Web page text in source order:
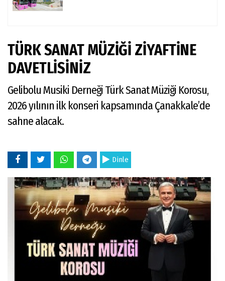
TÜRK SANAT MÜZİĞİ ZİYAFTİNE
DAVETLİSİNİZ
Gelibolu Musiki Derneği Türk Sanat Müziği Korosu,
2026 yılının ilk konseri kapsamında Çanakkale’de
sahne alacak.
Dinle